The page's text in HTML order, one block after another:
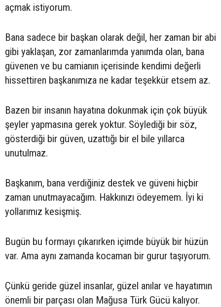
açmak istiyorum.
Bana sadece bir başkan olarak değil, her zaman bir abi
gibi yaklaşan, zor zamanlarımda yanımda olan, bana
güvenen ve bu camianın içerisinde kendimi değerli
hissettiren başkanımıza ne kadar teşekkür etsem az.
Bazen bir insanın hayatına dokunmak için çok büyük
şeyler yapmasına gerek yoktur. Söylediği bir söz,
gösterdiği bir güven, uzattığı bir el bile yıllarca
unutulmaz.
Başkanım, bana verdiğiniz destek ve güveni hiçbir
zaman unutmayacağım. Hakkınızı ödeyemem. İyi ki
yollarımız kesişmiş.
Bugün bu formayı çıkarırken içimde büyük bir hüzün
var. Ama aynı zamanda kocaman bir gurur taşıyorum.
Çünkü geride güzel insanlar, güzel anılar ve hayatımın
önemli bir parçası olan Mağusa Türk Gücü kalıyor.